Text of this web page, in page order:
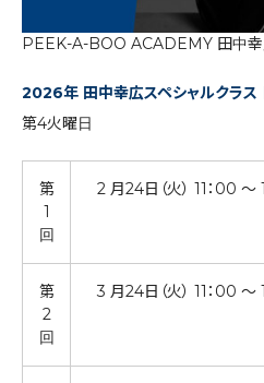
PEEK-A-BOO ACADEMY 田中幸
2026年 田中幸広スペシャルクラス
第4火曜日
第
1
回
2 月24日（火） 11：00 ～
第
2
回
3 月24日（火） 11：00 ～